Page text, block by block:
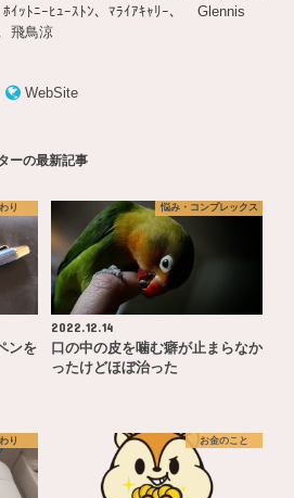
ｲｯﾄﾆｰﾋｭｰｽﾄﾝ、ﾏﾗｲｱｷｬﾘｰ、 Glennis
飛鳥涼
WebSite
ーの最新記事
り
ンを
悩み・コンプレックス
2022.12.14
口の中の皮を噛む癖が止まらなか
ったけどほぼ治った
り お金のこと